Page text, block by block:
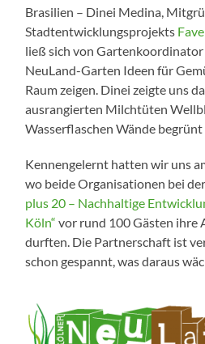
Brasilien – Dinei Medina,
Stadtentwicklungsprojekts
ließ sich von
NeuLand-Garten Ideen für
Raum zeigen. Dinei zeigte uns
ausrangierten Milchtüten
Wasserflaschen Wände
Kennengelernt hatten wir uns
wo beide Organisationen bei
plus 20 – Nachhaltige
Köln“ vor rund 100 Gästen ihre
durften. Die Partnerschaft ist
schon gespannt, was daraus